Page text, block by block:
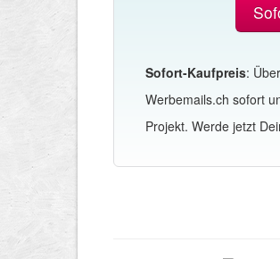
Sofort-Kaufpreis:
Werbemails.ch sofort
Projekt. Werde jetzt